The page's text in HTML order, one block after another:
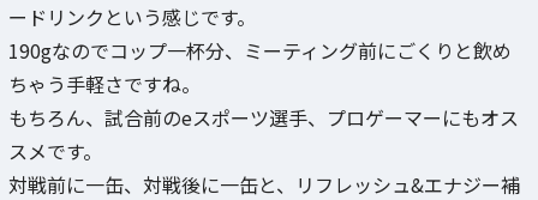
ードリンクという感じです。
190gなのでコップ一杯分、ミーティング前にごくりと飲め
ちゃう手軽さですね。
もちろん、試合前のeスポーツ選手、プロゲーマーにもオス
スメです。
対戦前に一缶、対戦後に一缶と、リフレッシュ&エナジー補